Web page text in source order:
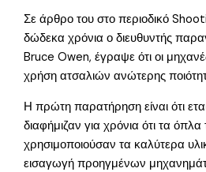
Σε άρθρο του στο περιοδικό
δώδεκα χρόνια ο διευθυντής
Bruce Owen, έγραψε ότι οι
χρήση ατσαλιών ανώτερης
Η πρώτη παρατήρηση είναι ότι
διαφήμιζαν για χρόνια ότι τα όπλα
χρησιμοποιούσαν τα καλύτερα
εισαγωγή προηγμένων